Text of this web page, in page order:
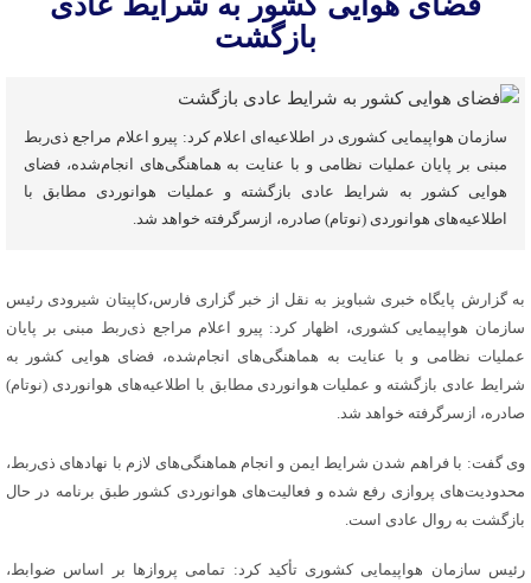
بازگشت
سازمان هواپیمایی کشوری در اطلاعیه‌ای اعلام کرد: پیرو اعلام مراجع ذی‌ربط
مبنی بر پایان عملیات نظامی و با عنایت به هماهنگی‌های انجام‌شده، فضای
هوایی کشور به شرایط عادی بازگشته و عملیات هوانوردی مطابق با
اطلاعیه‌های هوانوردی (نوتام) صادره، ازسرگرفته خواهد شد.
به گزارش پایگاه خبری شباویز به نقل از خبر گزاری فارس،کاپیتان شیرودی رئیس
سازمان هواپیمایی کشوری، اظهار کرد: پیرو اعلام مراجع ذی‌ربط مبنی بر پایان
عملیات نظامی و با عنایت به هماهنگی‌های انجام‌شده، فضای هوایی کشور به
شرایط عادی بازگشته و عملیات هوانوردی مطابق با اطلاعیه‌های هوانوردی (نوتام)
صادره، ازسرگرفته خواهد شد.
وی گفت: با فراهم شدن شرایط ایمن و انجام هماهنگی‌های لازم با نهادهای ذی‌ربط،
محدودیت‌های پروازی رفع شده و فعالیت‌های هوانوردی کشور طبق برنامه در حال
بازگشت به روال عادی است.
رئیس سازمان هواپیمایی کشوری تأکید کرد: تمامی پروازها بر اساس ضوابط،